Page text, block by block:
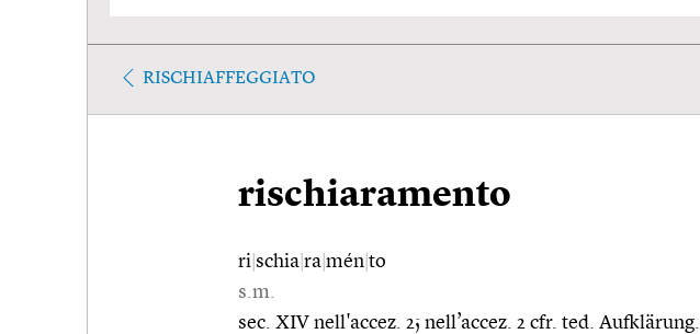
RISCHIAFFEGGIATO
rischiaramento
ri schia ra mén to
s.m.
sec. XIV nell'accez. 2; nell’accez. 2 cfr. ted. Aufklärung.